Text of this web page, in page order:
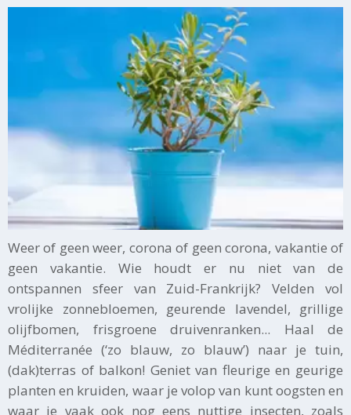
Weer of geen weer, corona of geen corona, vakantie of
geen vakantie. Wie houdt er nu niet van de
ontspannen sfeer van Zuid-Frankrijk? Velden vol
vrolijke zonnebloemen, geurende lavendel, grillige
olijfbomen, frisgroene druivenranken... Haal de
Méditerranée (‘zo blauw, zo blauw’) naar je tuin,
(dak)terras of balkon! Geniet van fleurige en geurige
planten en kruiden, waar je volop van kunt oogsten en
waar je vaak ook nog eens nuttige insecten, zoals